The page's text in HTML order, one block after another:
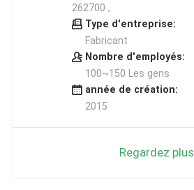
262700 ,
Type d'entreprise:
Fabricant
Nombre d'employés:
100~150 Les gens
année de création:
2015
Regardez plus